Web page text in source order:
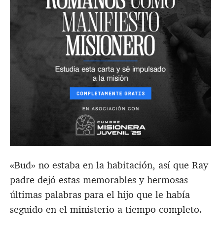
«Bud» no estaba en la habitación, así que Ray
padre dejó estas memorables y hermosas
últimas palabras para el hijo que le había
seguido en el ministerio a tiempo completo.